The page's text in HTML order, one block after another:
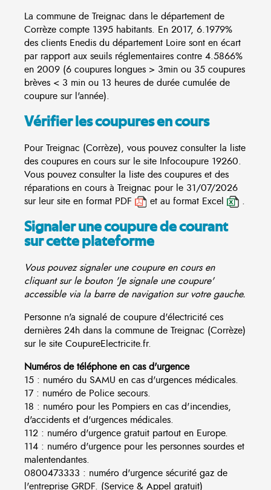
La commune de Treignac dans le département de
Corrèze compte 1395 habitants. En 2017, 6.1979%
des clients Enedis du département Loire sont en écart
par rapport aux seuils réglementaires contre 4.5866%
en 2009 (6 coupures longues > 3min ou 35 coupures
brèves < 3 min ou 13 heures de durée cumulée de
coupure sur l'année).
Vérifier les coupures en cours
Pour Treignac (Corrèze), vous pouvez consulter la liste
des coupures en cours sur le site Infocoupure 19260.
Vous pouvez consulter la liste des coupures et des
réparations en cours à Treignac pour le 31/07/2026
sur leur site en format PDF
et au format Excel .
Signaler une coupure de courant
sur cette plateforme
Vous pouvez signaler une coupure en cours en
cliquant sur le bouton 'Je signale une coupure'
accessible via la barre de navigation sur votre gauche.
Personne n'a signalé de coupure d'électricité ces
dernières 24h dans la commune de Treignac (Corrèze)
sur le site CoupureElectricite.fr.
Numéros de téléphone en cas d'urgence
15 : numéro du SAMU en cas d'urgences médicales.
17 : numéro de Police secours.
18 : numéro pour les Pompiers en cas d'incendies,
d'accidents et d'urgences médicales.
112 : numéro d'urgence gratuit partout en Europe.
114 : numéro d'urgence pour les personnes sourdes et
malentendantes.
0800473333 : numéro d'urgence sécurité gaz de
l'entreprise GRDF. (Service & Appel gratuit)